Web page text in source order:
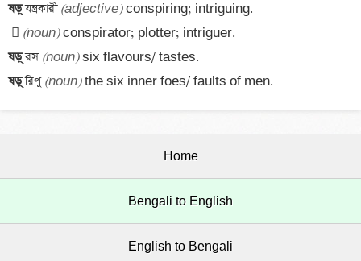
ষড়্‌ যন্ত্রকারী (adjective)
 (noun)
ষড়্‌ রস (noun)
ষড়্‌ রিপু (noun) the six inner foes/ faults of men.
Home
Bengali to English
English to Bengali